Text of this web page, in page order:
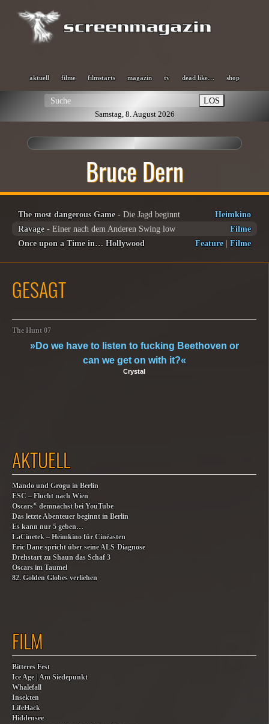
aktuell filme filmstarts magazin tv dead like… shop
LOS
Samstag, 8. August 2026
Bruce Dern
The most dangerous Game- Die Jagd beginnt
Heimkino
Ravage- Einer nach dem Anderen Swing low
Filme
Once upon a Time in… Hollywood
Feature| Filme
GESAGT
The Hunt 07
»Do we have to listen to fucking Beethoven or
can we get on with it?«
Crystal
AKTUELL
Mando und Grogu in Berlin
ESC – Flucht nach Wien
Oscars® demnächst bei YouTube
Das letzte Abenteuer beginnt in Berlin
Es kann nur 5 geben…
LaCinetek – Heimkino für Cinéasten
Eric Dane spricht über seine ALS-Diagnose
Drehstart zu Shaun das Schaf 3
Oscars im Taumel
82. Golden Globes verliehen
FILM
Bitteres Fest
Ice Age | Am Siedepunkt
Whalefall
Insekten
LifeHack
Hiddensee